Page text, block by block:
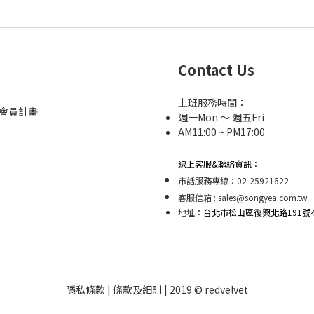
員計畫
Contact Us
上班服務時間：
週一Mon ～ 週五Fri
AM11:00 ~ PM17:00
線上客服&聯絡資訊：
市話服務專線：02-25921622
客服信箱 : sales@songyea.com.tw
地址 ：台北市松山區復興北路191號
隱私條款 | 條款及細則 | 2019 © redvelvet